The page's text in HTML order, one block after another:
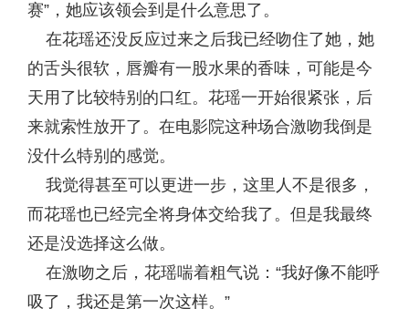
赛”，她应该领会到是什么意思了。
在花瑶还没反应过来之后我已经吻住了她，她
的舌头很软，唇瓣有一股水果的香味，可能是今
天用了比较特别的口红。花瑶一开始很紧张，后
来就索性放开了。在电影院这种场合激吻我倒是
没什么特别的感觉。
我觉得甚至可以更进一步，这里人不是很多，
而花瑶也已经完全将身体交给我了。但是我最终
还是没选择这么做。
在激吻之后，花瑶喘着粗气说：“我好像不能呼
吸了，我还是第一次这样。”